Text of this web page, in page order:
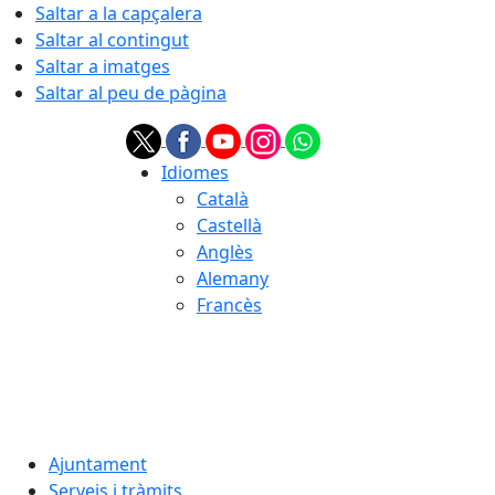
Saltar a la capçalera
Saltar al contingut
Saltar a imatges
Saltar al peu de pàgina
Idiomes
Català
Castellà
Anglès
Alemany
Francès
Ajuntament